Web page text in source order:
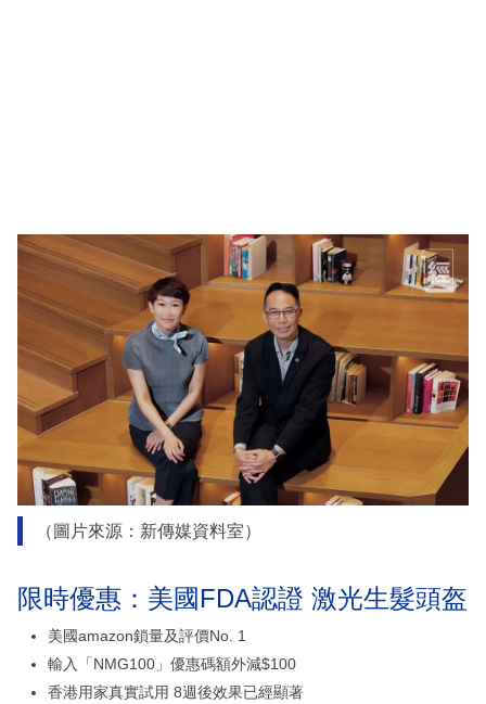
（圖片來源：新傳媒資料室）
限時優惠：美國FDA認證 激光生髮頭盔
美國amazon鎖量及評價No. 1
輸入「NMG100」優惠碼額外減$100
香港用家真實試用 8週後效果已經顯著